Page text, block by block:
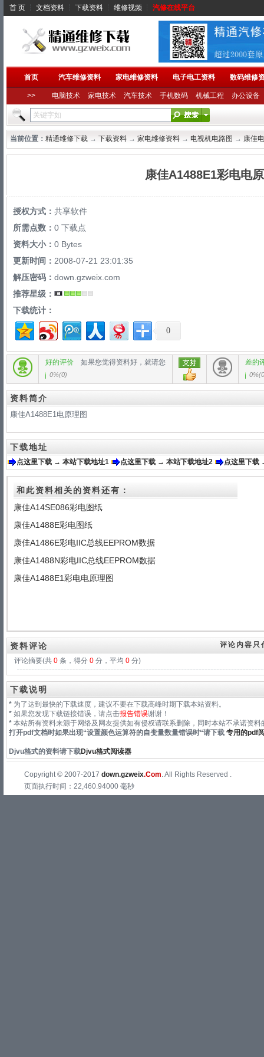
首 页 ┆ 文档资料 ┆ 下载资料 ┆ 维修视频 ┆ 汽修在线平台
首页 汽车维修资料 家电维修资料 电子电工资料 数码维修
>> 电脑技术 家电技术 汽车技术 手机数码 机械工程 办公设备
当前位置： 精通维修下载 → 下载资料 → 家电维修资料 → 电视机电路图 → 康佳
康佳A1488E1彩电电
授权方式： 共享软件
所需点数： 0 下载点
资料大小： 0 Bytes
更新时间： 2008-07-21 23:01:35
解压密码： down.gzweix.com
推荐星级：
下载统计：
0
好的评价 如果您觉得资料好，就请您
0%(0)
差的
0%(0
资料简介
康佳A1488E1电原理图
下载地址
点这里下载 → 本站下载地址1 点这里下载 → 本站下载地址2 点这里下载
和此资料相关的资料还有：
康佳A14SE086彩电图纸
康佳A1488E彩电图纸
康佳A1486E彩电IIC总线EEPROM数据
康佳A1488N彩电IIC总线EEPROM数据
康佳A1488E1彩电电原理图
资料评论
评论内容只
评论摘要(共 0 条，得分 0 分，平均 0 分)
下载说明
* 为了达到最快的下载速度，建议不要在下载高峰时期下载本站资料。
* 如果您发现下载链接错误，请点击报告错误谢谢！
* 本站所有资料来源于网络及网友提供如有侵权请联系删除，同时本站不承诺资料
打开pdf文档时如果出现“设置颜色运算符的自变量数量错误时“请下载 专用的pdf
Djvu格式的资料请下载Djvu格式阅读器
Copyright © 2007-2017 down.gzweix.Com. All Rights Reserved .
页面执行时间：22,460.94000 毫秒